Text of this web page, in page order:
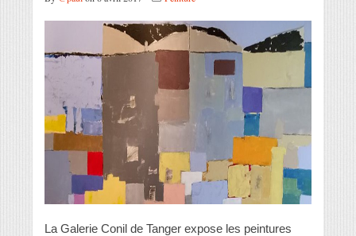
La Galerie Conil de Tanger expose les peintures